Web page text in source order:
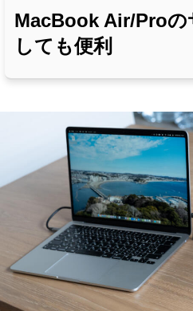
MacBook Air/Proの
しても便利